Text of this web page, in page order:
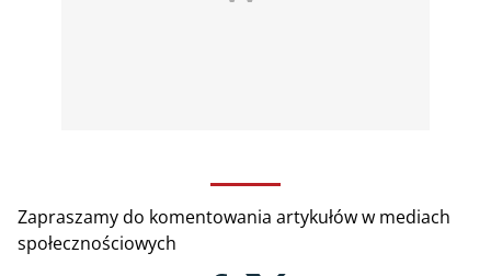
Zapraszamy do komentowania artykułów w mediach
społecznościowych